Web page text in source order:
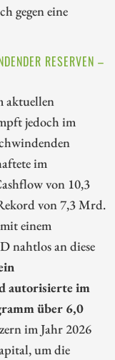
gegen eine
RESERVEN –
aktuellen
jedoch im
im
von 10,3
von 7,3 Mrd.
einem
nahtlos an diese
autorisierte im
über 6,0
im Jahr 2026
um die